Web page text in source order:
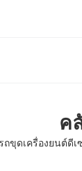
ค
ขุดเครื่องยนต์ดี